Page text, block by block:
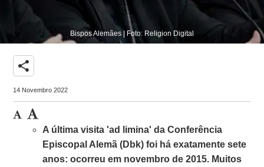
Bispos Alemães | Foto: Religion Digital
share
14 Novembro 2022
A última visita 'ad limina' da Conferência
Episcopal Alemã (Dbk) foi há exatamente sete
anos: ocorreu em novembro de 2015. Muitos